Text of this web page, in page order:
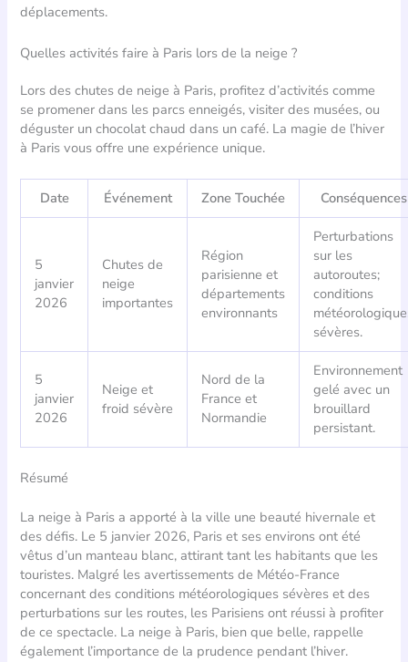
déplacements.
Quelles activités faire à Paris lors de la neige ?
Lors des chutes de neige à Paris, profitez d’activités comme
se promener dans les parcs enneigés, visiter des musées, ou
déguster un chocolat chaud dans un café. La magie de l’hiver
à Paris vous offre une expérience unique.
Date Événement Zone Touchée Conséquences
5
janvier
2026
Chutes de
neige
importantes
Région
parisienne et
départements
environnants
Perturbations
sur les
autoroutes;
conditions
sévères.
5
janvier
2026
Neige et
froid sévère
Nord de la
France et
Normandie
Environnement
gelé avec un
brouillard
persistant.
Résumé
La neige à Paris a apporté à la ville une beauté hivernale et
des défis. Le 5 janvier 2026, Paris et ses environs ont été
vêtus d’un manteau blanc, attirant tant les habitants que les
touristes. Malgré les avertissements de Météo-France
concernant des conditions météorologiques sévères et des
perturbations sur les routes, les Parisiens ont réussi à profiter
de ce spectacle. La neige à Paris, bien que belle, rappelle
également l’importance de la prudence pendant l’hiver.